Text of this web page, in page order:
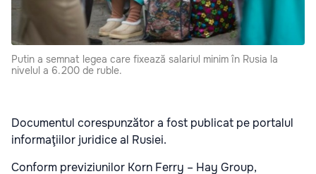
Putin a semnat legea care fixează salariul minim în Rusia la
nivelul a 6.200 de ruble.
Documentul corespunzător a fost publicat pe portalul
informaţiilor juridice al Rusiei.
Conform previziunilor Korn Ferry – Hay Group,